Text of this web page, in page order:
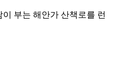
부는 해안가 산책로를 런